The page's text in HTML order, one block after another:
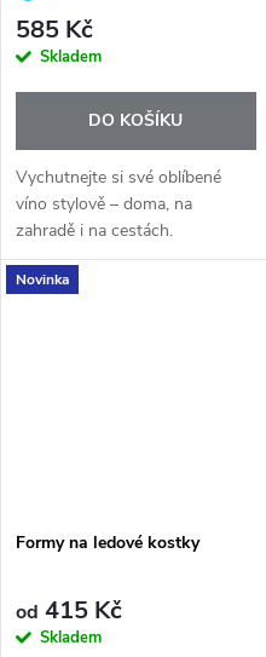
2x250ml.
585 Kč
Skladem
DO KOŠÍKU
Vychutnejte si své oblíbené
víno stylově – doma, na
zahradě i na cestách.
SUPERGLAS sklenice na víno
2×250 ml od značky Koziol
Novinka
Formy na ledové kostky
od 415 Kč
Skladem